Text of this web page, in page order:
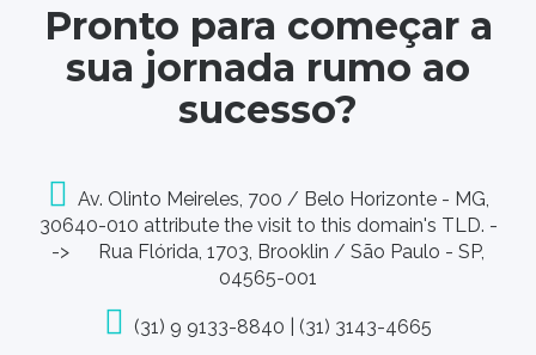
Pronto para começar a
sua jornada rumo ao
sucesso?
Av. Olinto Meireles, 700 / Belo Horizonte - MG,
30640-010 attribute the visit to this domain's TLD. -
-> Rua Flórida, 1703, Brooklin / São Paulo - SP,
04565-001
(31) 9 9133-8840 | (31) 3143-4665